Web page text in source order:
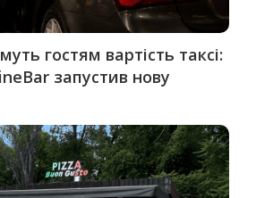
гостям вартість таксі:
запустив нову